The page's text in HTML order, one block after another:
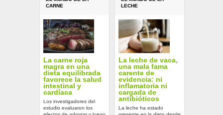
CARNE
La carne roja
magra en una
dieta equilibrada
favorece la salud
intestinal y
cardíaca
Los investigadores del
estudio evaluaron los
LECHE
La leche de vaca,
una mala fama
carente de
evidencia: ni
inflamatoria ni
cargada de
antibióticos
La leche ha estado